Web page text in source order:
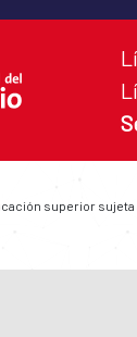
superior sujeta